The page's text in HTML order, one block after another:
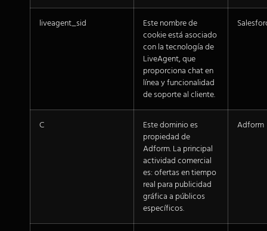
liveagent_sid
Este nombre de
cookie está asociado
con la tecnología de
LiveAgent, que
proporciona chat en
línea y funcionalidad
de soporte al cliente.
C
Este dominio es
propiedad de
Adform. La principal
actividad comercial
es: ofertas en tiempo
real para publicidad
gráfica a públicos
específicos.
Adform